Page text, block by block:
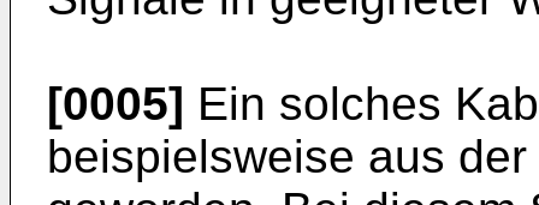
[0005] Ein solches
beispielsweise aus der